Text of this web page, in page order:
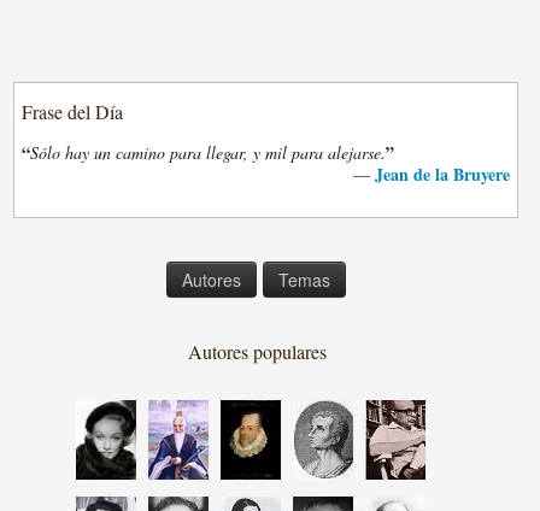
Frase del Día
“Sólo hay un camino para llegar, y mil para alejarse.”
— Jean de la Bruyere
Autores Temas
Autores populares